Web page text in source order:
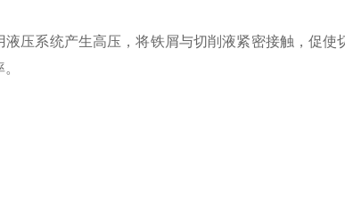
系统产生高压，将铁屑与切削液紧密接触，促使